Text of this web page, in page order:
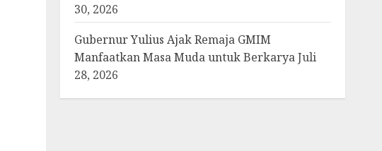
30, 2026
Gubernur Yulius Ajak Remaja GMIM
Manfaatkan Masa Muda untuk Berkarya Juli
28, 2026